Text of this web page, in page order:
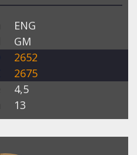
ENG
GM
2652
2675
4,5
13